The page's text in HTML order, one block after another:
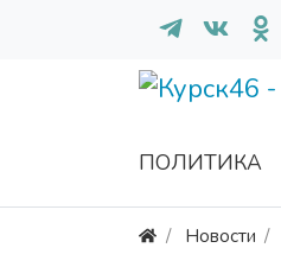
ПОЛИТИКА
Новости